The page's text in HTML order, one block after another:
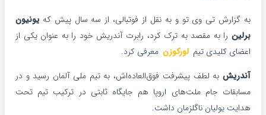
به گزارش تی وی تو و به نقل از فوتبالی، از سه سال پیش که یونیون
برلین را به مقصد به ترک کرد، رابرت آندریش خود را به عنوان یکی از
اعضای کلیدی تیم لورکوزن معرفی کرد.
آندریش به لطف پیشرفت فوق‌العاده‌اش، به تیم ملی آلمان رسید و در
مسابقات جام ملت‌های اروپا هم جایگاه ثابتی در ترکیب تیم تحت
هدایت یولیان ناگلزمان داشت.